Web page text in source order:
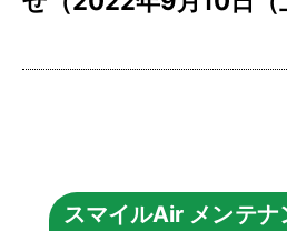
スマイルAir メンテナ